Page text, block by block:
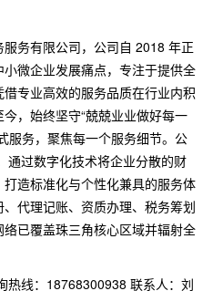
务有限公司，公司自 2018 年正
微企业发展痛点，专注于提供全
专业高效的服务品质在行业内积
，始终坚守“兢兢业业做好每一
服务，聚焦每一个服务细节。公
通过数字化技术将企业分散的财
造标准化与个性化兼具的服务体
代理记账、资质办理、税务筹划
已覆盖珠三角核心区域并辐射全
热线：18768300938 联系人：刘